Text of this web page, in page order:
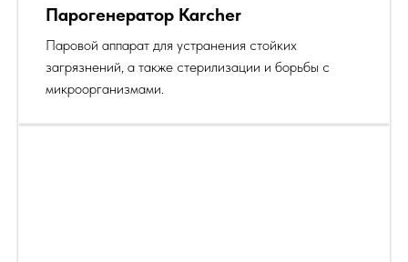
Парогенератор Karcher
Паровой аппарат для устранения стойких
загрязнений, а также стерилизации и борьбы с
микроорганизмами.